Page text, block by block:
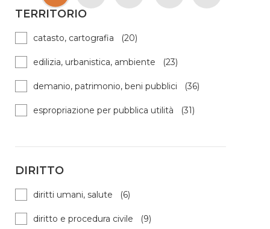
TERRITORIO
catasto, cartografia (20)
edilizia, urbanistica, ambiente (23)
demanio, patrimonio, beni pubblici (36)
espropriazione per pubblica utilità (31)
DIRITTO
diritti umani, salute (6)
diritto e procedura civile (9)